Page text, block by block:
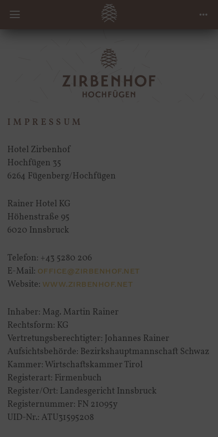
IMPRESSUM
Hotel Zirbenhof
Hochfügen 35
6264 Fügenberg/Hochfügen
Rainer Hotel KG
Höhenstraße 95
6020 Innsbruck
Telefon: +43 5280 206
E-Mail: OFFICE@ZIRBENHOF.NET
Website: WWW.ZIRBENHOF.NET
Inhaber: Mag. Martin Rainer
Rechtsform: KG
Vertretungsberechtigter: Johannes Rainer
Aufsichtsbehörde: Bezirkshauptmannschaft Schwaz
Kammer: Wirtschaftskammer Tirol
Registerart: Firmenbuch
Register/Ort: Landesgericht Innsbruck
Registernummer: FN 21095y
UID-Nr.: ATU31595208